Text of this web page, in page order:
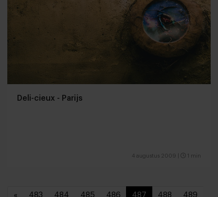
Deli-cieux - Parijs
4 augustus 2009 1 min
« 483 484 485 486 487 488 489